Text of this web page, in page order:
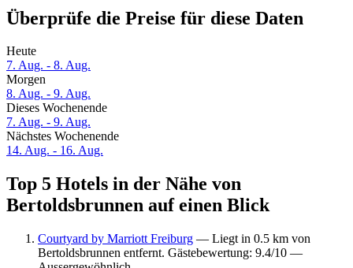
Überprüfe die Preise für diese Daten
Heute
7. Aug. - 8. Aug.
Morgen
8. Aug. - 9. Aug.
Dieses Wochenende
7. Aug. - 9. Aug.
Nächstes Wochenende
14. Aug. - 16. Aug.
Top 5 Hotels in der Nähe von
Bertoldsbrunnen auf einen Blick
Courtyard by Marriott Freiburg — Liegt in 0.5 km von
Bertoldsbrunnen entfernt. Gästebewertung: 9.4/10 —